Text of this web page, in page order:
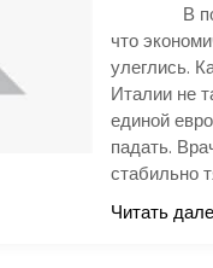
В
что
улеглись.
Италии не
единой
падать.
Читать